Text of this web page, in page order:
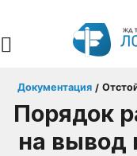
Документация /
Порядок
на вывод